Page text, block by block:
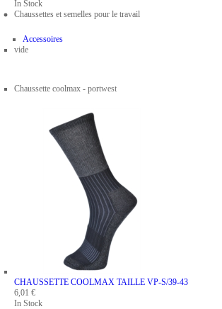
In Stock
Chaussettes et semelles pour le travail
Accessoires
vide
Chaussette coolmax - portwest
CHAUSSETTE COOLMAX TAILLE VP-S/39-43
6,01 €
In Stock